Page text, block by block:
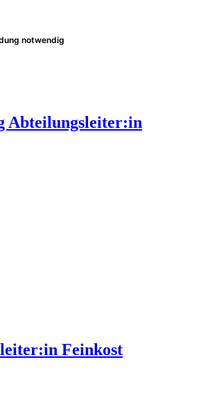
notwendig
Abteilungsleiter:in
Feinkost